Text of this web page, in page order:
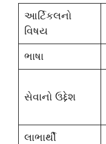
આર્ટિકલનો
વિષય
ભાષા
સેવાનો ઉદ્દેશ
લાભાર્થી